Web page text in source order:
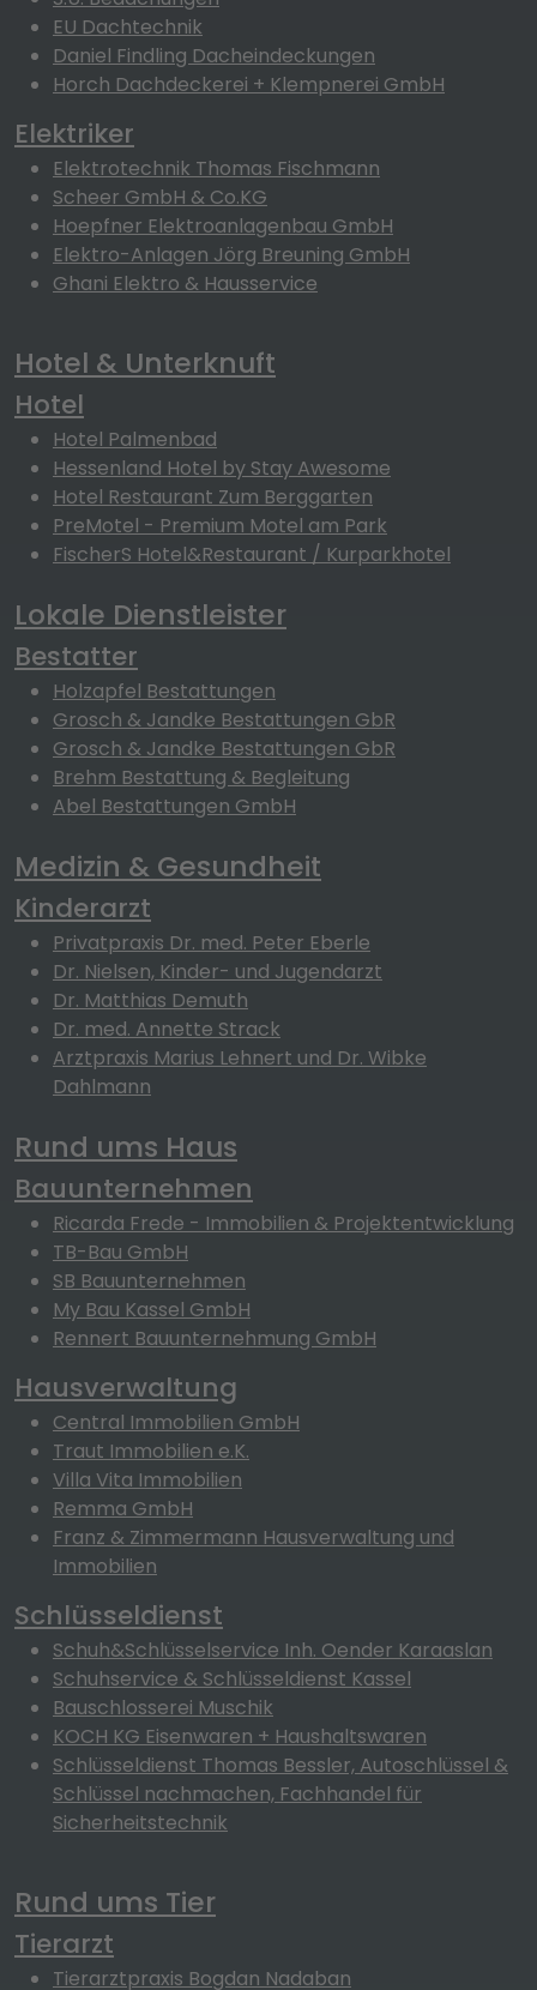
EU Dachtechnik
Daniel Findling Dacheindeckungen
Horch Dachdeckerei + Klempnerei GmbH
Elektriker
Elektrotechnik Thomas Fischmann
Scheer GmbH & Co.KG
Hoepfner Elektroanlagenbau GmbH
Elektro-Anlagen Jörg Breuning GmbH
Ghani Elektro & Hausservice
Hotel & Unterknuft
Hotel
Hotel Palmenbad
Hessenland Hotel by Stay Awesome
Hotel Restaurant Zum Berggarten
PreMotel - Premium Motel am Park
FischerS Hotel&Restaurant / Kurparkhotel
Lokale Dienstleister
Bestatter
Holzapfel Bestattungen
Grosch & Jandke Bestattungen GbR
Grosch & Jandke Bestattungen GbR
Brehm Bestattung & Begleitung
Abel Bestattungen GmbH
Medizin & Gesundheit
Kinderarzt
Privatpraxis Dr. med. Peter Eberle
Dr. Nielsen, Kinder- und Jugendarzt
Dr. Matthias Demuth
Dr. med. Annette Strack
Arztpraxis Marius Lehnert und Dr. Wibke
Dahlmann
Rund ums Haus
Bauunternehmen
Ricarda Frede - Immobilien & Projektentwicklung
TB-Bau GmbH
SB Bauunternehmen
My Bau Kassel GmbH
Rennert Bauunternehmung GmbH
Hausverwaltung
Central Immobilien GmbH
Traut Immobilien e.K.
Villa Vita Immobilien
Remma GmbH
Franz & Zimmermann Hausverwaltung und
Immobilien
Schlüsseldienst
Schuh&Schlüsselservice Inh. Oender Karaaslan
Schuhservice & Schlüsseldienst Kassel
Bauschlosserei Muschik
KOCH KG Eisenwaren + Haushaltswaren
Schlüsseldienst Thomas Bessler, Autoschlüssel &
Schlüssel nachmachen, Fachhandel für
Sicherheitstechnik
Rund ums Tier
Tierarzt
Tierarztpraxis Bogdan Nadaban